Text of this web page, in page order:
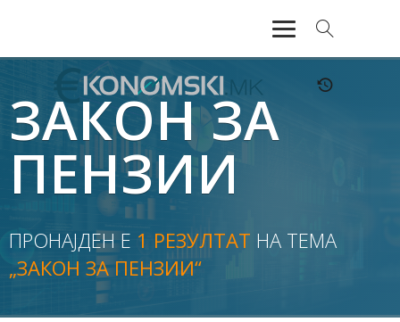
АКТУЕЛНО
ЕКОНОМИЈА
ФИНАНСИИ
БАНКАРСТВО
ЖИВОТ
МОЗАИК
ЗАКОН ЗА
ПЕНЗИИ
ПРОНАЈДЕН Е 1 РЕЗУЛТАТ НА ТЕМА
„ЗАКОН ЗА ПЕНЗИИ“